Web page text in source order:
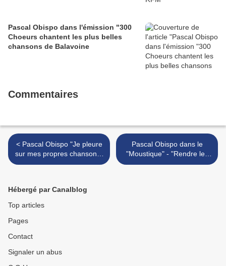
Pascal Obispo dans l'émission "300
Choeurs chantent les plus belles
chansons de Balavoine
Commentaires
< Pascal Obispo "Je pleure
sur mes propres chansons"
dans le "Ciné Télé Revue"
Pascal Obispo dans le
"Moustique" - "Rendre les
gens heureux c'est
Hébergé par Canalblog
Top articles
Pages
Contact
Signaler un abus